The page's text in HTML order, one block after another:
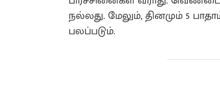
நல்லது. மேலும், தினமும் 5
பலப்படும்.